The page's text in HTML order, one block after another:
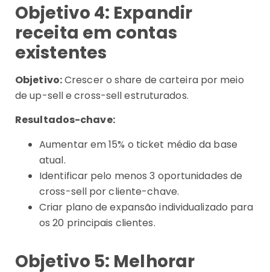
Objetivo 4: Expandir
receita em contas
existentes
Objetivo:Crescer o share de carteira por meio
de up-sell e cross-sell estruturados.
Resultados-chave:
Aumentar em 15% o ticket médio da base
atual.
Identificar pelo menos 3 oportunidades de
cross-sell por cliente-chave.
Criar plano de expansão individualizado para
os 20 principais clientes.
Objetivo 5: Melhorar